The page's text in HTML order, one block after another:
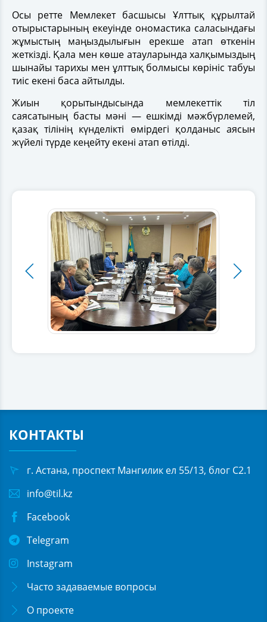
Осы ретте Мемлекет басшысы Ұлттық құрылтай
отырыстарының екеуінде ономастика саласындағы
жұмыстың маңыздылығын ерекше атап өткенін
жеткізді. Қала мен көше атауларында халқымыздың
шынайы тарихы мен ұлттық болмысы көрініс табуы
тиіс екені баса айтылды.
Жиын қорытындысында мемлекеттік тіл
саясатының басты мәні — ешкімді мәжбүрлемей,
қазақ тілінің күнделікті өмірдегі қолданыс аясын
жүйелі түрде кеңейту екені атап өтілді.
КОНТАКТЫ
г. Астана, проспект Мангилик ел 55/13, блог С2.1
info@til.kz
Facebook
Telegram
Instagram
Часто задаваемые вопросы
О проекте